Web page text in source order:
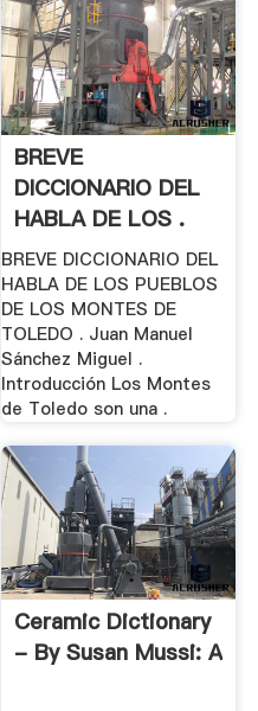
BREVE
DICCIONARIO DEL
HABLA DE LOS .
BREVE DICCIONARIO DEL
HABLA DE LOS PUEBLOS
DE LOS MONTES DE
TOLEDO . Juan Manuel
Sánchez Miguel .
Introducción Los Montes
de Toledo son una .
Ceramic Dictionary
- By Susan Mussi: A